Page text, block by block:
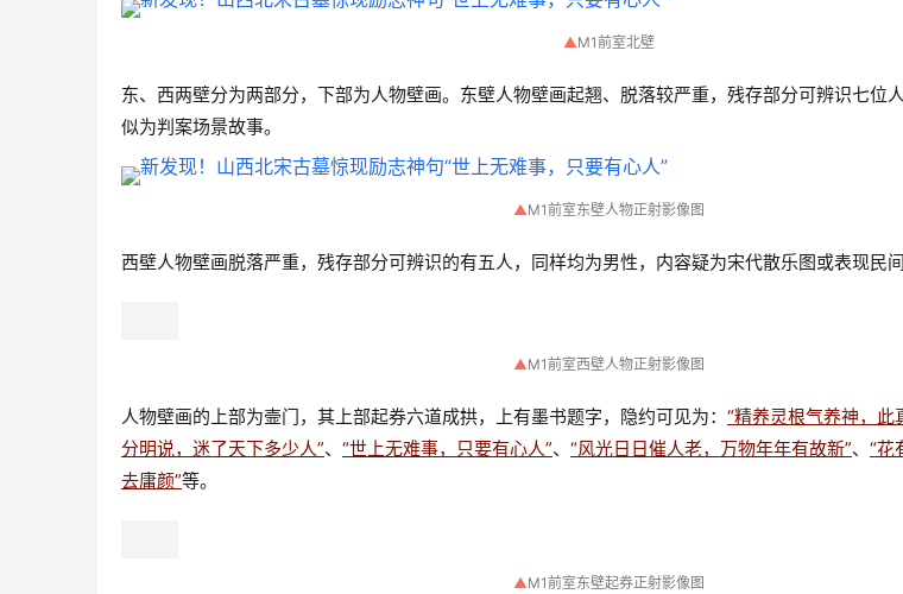
▲M1前室北壁
东、西两壁分为两部分，下部为人物壁画。东壁人物壁画起翘、脱落较严重，残存部分可辨识七位
似为判案场景故事。
▲M1前室东壁人物正射影像图
西壁人物壁画脱落严重，残存部分可辨识的有五人，同样均为男性，内容疑为宋代散乐图或表现民
分明说，迷了天下多少人”、“世上无难事，只要有心人” 、“风光日日催人老，万物年年有故新”、“花
去庸颜”等。